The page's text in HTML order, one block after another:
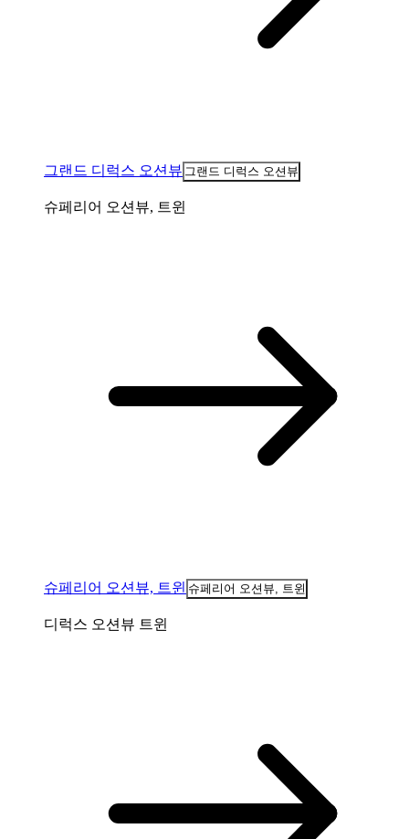
그랜드 디럭스 오션뷰 그랜드 디럭스 오션뷰
슈페리어 오션뷰, 트윈
슈페리어 오션뷰, 트윈 슈페리어 오션뷰, 트윈
디럭스 오션뷰 트윈